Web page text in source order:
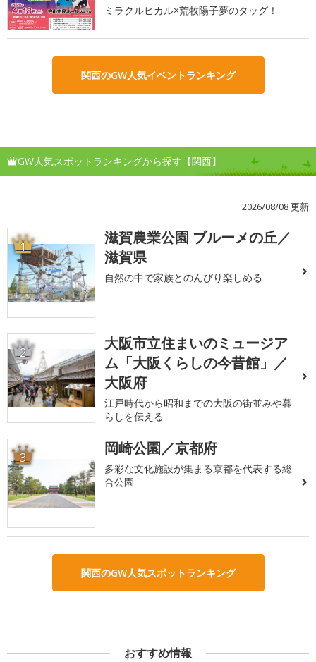
ミラクルヒカル×荒牧陽子夢のタッグ！
関西のGW人気イベントランキング
GW人気スポットランキングから探す【関西】
2026/08/08 更新
1
滋賀農業公園 ブルーメの丘／
滋賀県
自然の中で家族とのんびり楽しめる
2
大阪市立住まいのミュージア
ム「大阪くらしの今昔館」／
大阪府
江戸時代から昭和までの大阪の街並みや暮
らしを伝える
3 岡崎公園／京都府
多彩な文化施設が集まる京都を代表する総
合公園
関西のGW人気スポットランキング
おすすめ情報